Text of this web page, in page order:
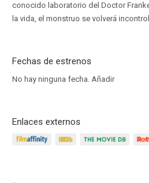
conocido laboratorio del Doctor
la vida, el monstruo se volverá
Fechas de estrenos
No hay ninguna fecha. Añadir
Enlaces externos